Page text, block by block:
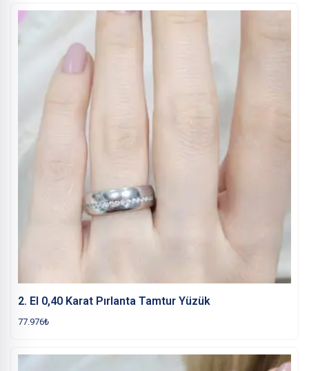
2. El 0,40 Karat Pırlanta Tamtur Yüzük
77.976₺